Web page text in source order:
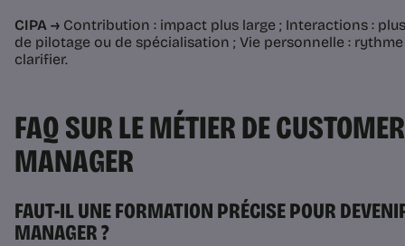
CIPA → Contribution : impact plus large ; Interactions :
de pilotage ou de spécialisation ; Vie personnelle :
clarifier.
FAQ SUR LE MÉTIER DE
MANAGER
FAUT-IL UNE FORMATION PRÉCISE POUR
MANAGER ?